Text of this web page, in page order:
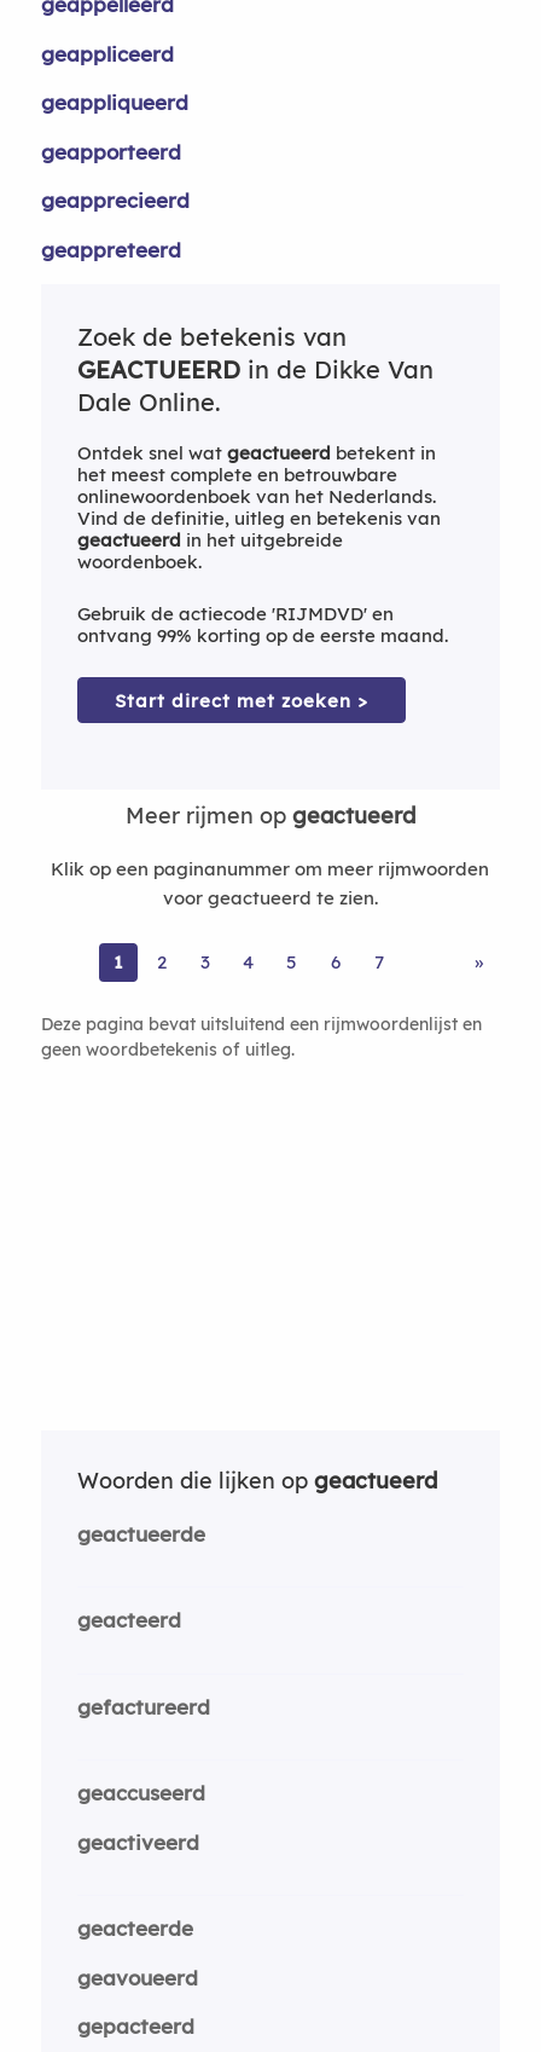
geappliceerd
geappliqueerd
geapporteerd
geapprecieerd
geappreteerd
Zoek de betekenis van
GEACTUEERDin de Dikke Van
Dale Online.
Ontdek snel wat geactueerd betekent in
het meest complete en betrouwbare
onlinewoordenboek van het Nederlands.
Vind de definitie, uitleg en betekenis van
geactueerd in het uitgebreide
woordenboek.
Gebruik de actiecode 'RIJMDVD' en
ontvang 99% korting op de eerste maand.
Start direct met zoeken >
Meer rijmen op geactueerd
Klik op een paginanummer om meer rijmwoorden
voor geactueerd te zien.
1 2 3 4 5 6 7 »
Deze pagina bevat uitsluitend een rijmwoordenlijst en
geen woordbetekenis of uitleg.
Woorden die lijken op geactueerd
geactueerde
geacteerd
gefactureerd
geaccuseerd
geactiveerd
geacteerde
geavoueerd
gepacteerd